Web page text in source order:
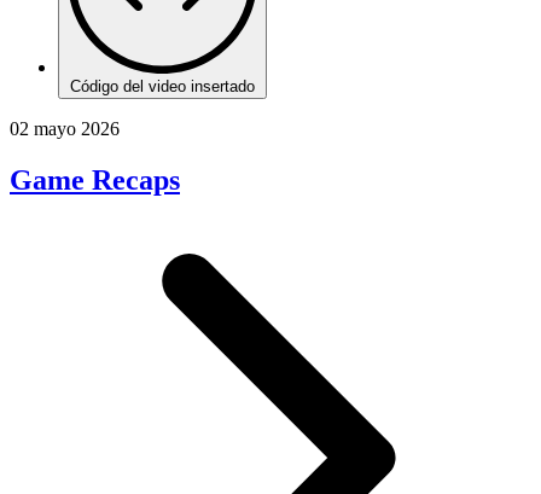
Código del video insertado
02 mayo 2026
Game Recaps